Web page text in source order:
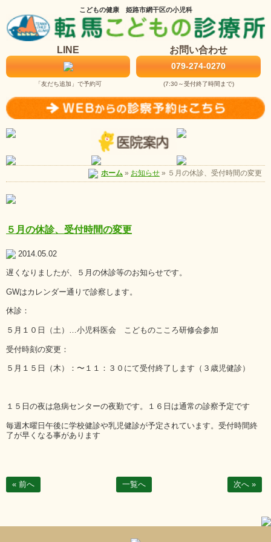
こどもの健康 姫路市網干区の小児科
LINE
「友だち追加」で予約可
お問い合わせ
079-274-0270
(7:30～受付終了時間まで)
ホーム » お知らせ » ５月の休診、受付時間の変更
５月の休診、受付時間の変更
2014.05.02
遅くなりましたが、５月の休診等のお知らせです。
GWはカレンダー通りで診察します。
休診：
５月１０日（土）…小児科医会 こどものこころ研修会参加
受付時刻の変更：
５月１５日（木）：〜１１：３０にて受付終了します（３歳児健診）
１５日の夜は急病センターの夜勤です。１６日は通常の診察予定です
毎週木曜日午後に学校健診や乳児健診が予定されています。受付時間終
了が早くなる事があります
« 前へ 一覧へ 次へ »